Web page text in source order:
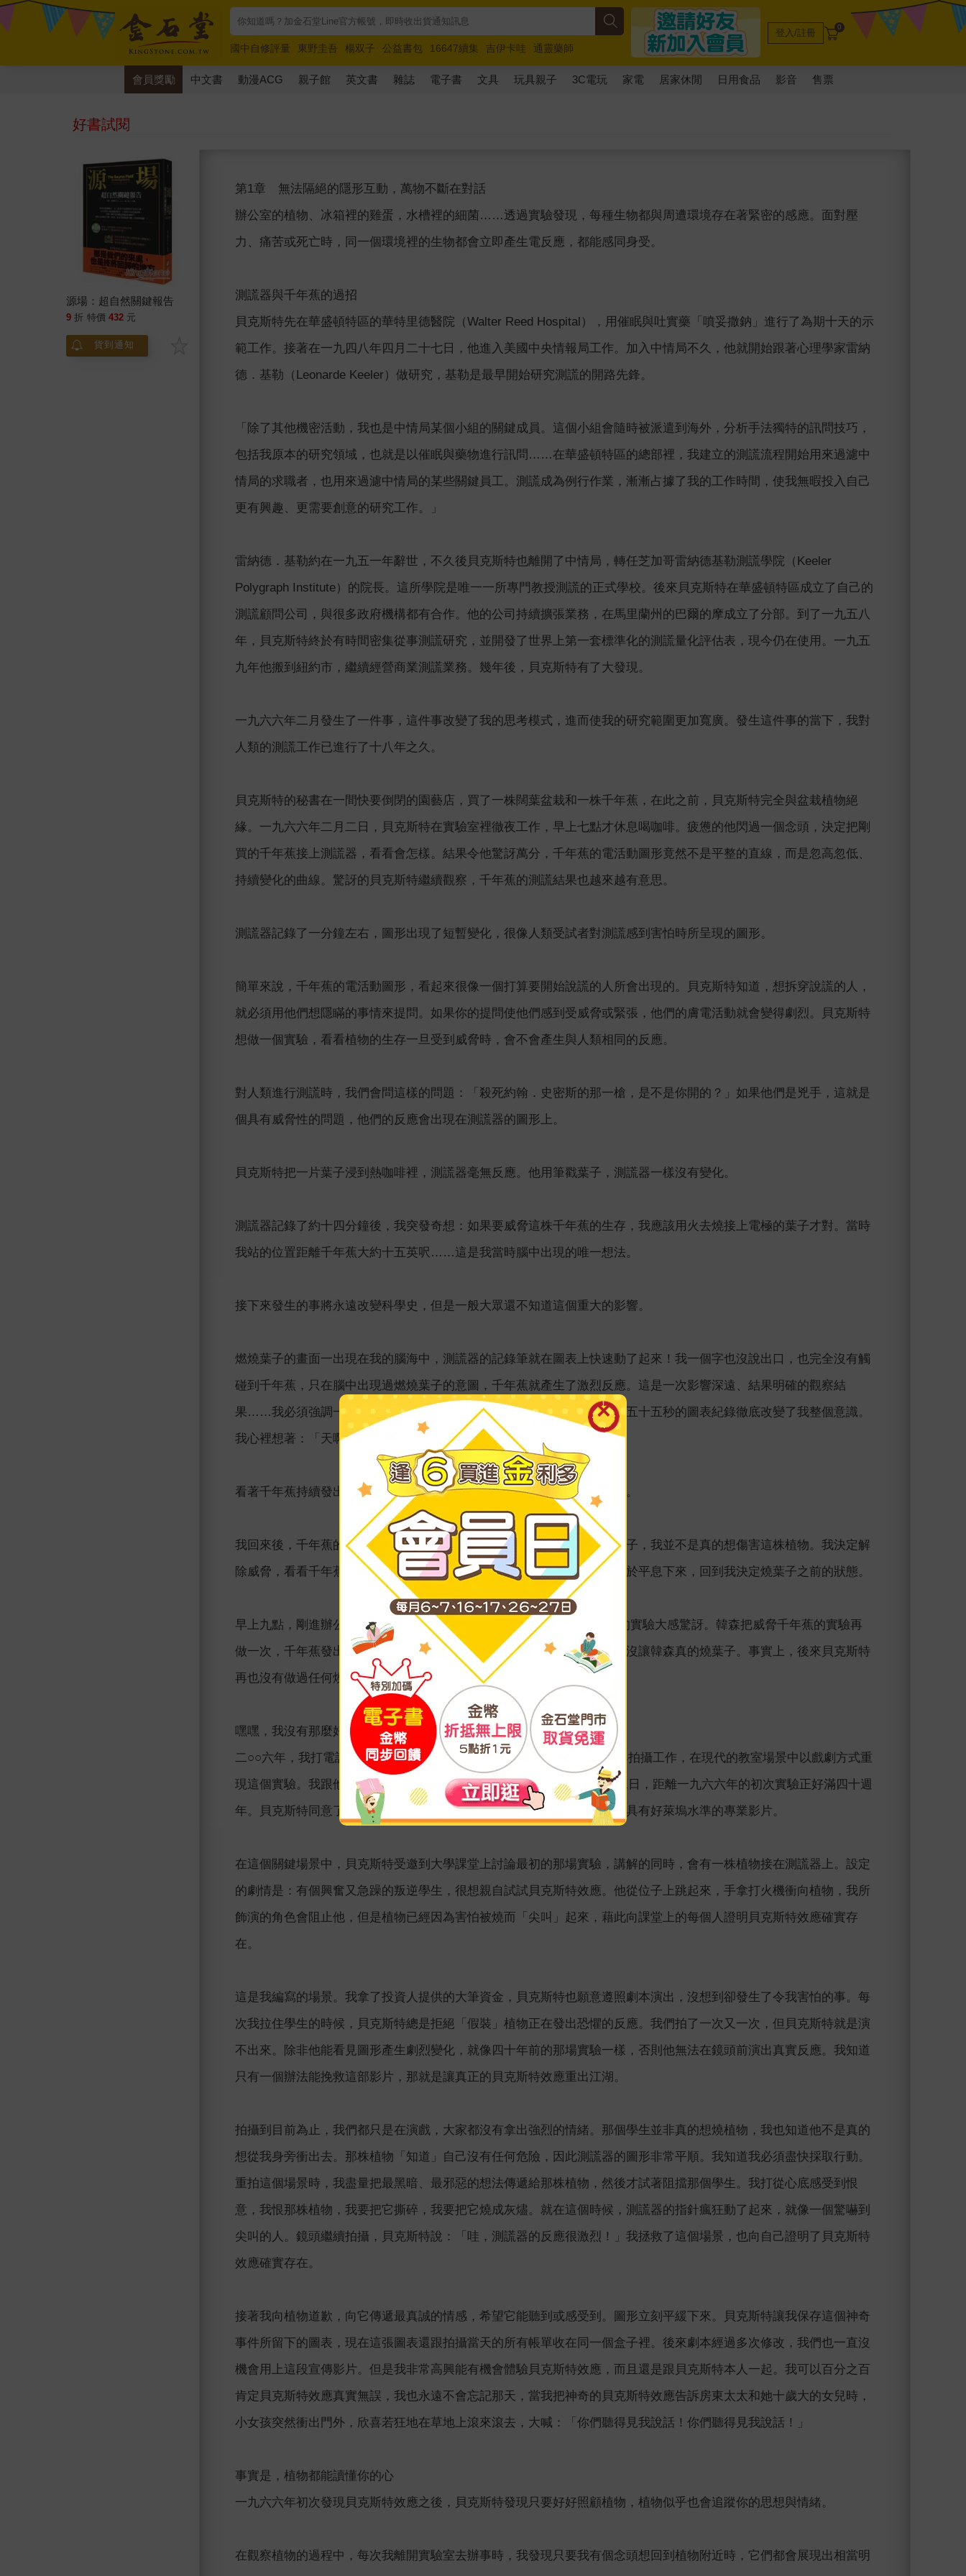
國中自修評量 東野圭吾 楊双子 公益書包 16647續集 吉伊卡哇
通靈藥師
唯紅花綻放
奧德賽 路邊攤新作 馬斯克 玩具總動員5 超慢跑
登入/註冊 0
會員獎勵 中文書 動漫ACG 親子館 英文書 雜誌 電子書 文具 玩具親子 3C電玩 家電 居家休閒 日用食品 影音 售票
好書試閱
源場：超自然關鍵報告
9 折 特價 432 元
貨到通知
第1章 無法隔絕的隱形互動，萬物不斷在對話
辦公室的植物、冰箱裡的雞蛋，水槽裡的細菌……透過實驗發現，每種生物都與周遭環境存在著緊密的感應。面對壓
力、痛苦或死亡時，同一個環境裡的生物都會立即產生電反應，都能感同身受。
測謊器與千年蕉的過招
貝克斯特先在華盛頓特區的華特里德醫院（Walter Reed Hospital），用催眠與吐實藥「噴妥撒鈉」進行了為期十天的示
範工作。接著在一九四八年四月二十七日，他進入美國中央情報局工作。加入中情局不久，他就開始跟著心理學家雷納
德．基勒（Leonarde Keeler）做研究，基勒是最早開始研究測謊的開路先鋒。
「除了其他機密活動，我也是中情局某個小組的關鍵成員。這個小組會隨時被派遣到海外，分析手法獨特的訊問技巧，
包括我原本的研究領域，也就是以催眠與藥物進行訊問……在華盛頓特區的總部裡，我建立的測謊流程開始用來過濾中
情局的求職者，也用來過濾中情局的某些關鍵員工。測謊成為例行作業，漸漸占據了我的工作時間，使我無暇投入自己
更有興趣、更需要創意的研究工作。」
雷納德．基勒約在一九五一年辭世，不久後貝克斯特也離開了中情局，轉任芝加哥雷納德基勒測謊學院（Keeler
Polygraph Institute）的院長。這所學院是唯一一所專門教授測謊的正式學校。後來貝克斯特在華盛頓特區成立了自己的
測謊顧問公司，與很多政府機構都有合作。他的公司持續擴張業務，在馬里蘭州的巴爾的摩成立了分部。到了一九五八
年，貝克斯特終於有時間密集從事測謊研究，並開發了世界上第一套標準化的測謊量化評估表，現今仍在使用。一九五
九年他搬到紐約市，繼續經營商業測謊業務。幾年後，貝克斯特有了大發現。
一九六六年二月發生了一件事，這件事改變了我的思考模式，進而使我的研究範圍更加寬廣。發生這件事的當下，我對
人類的測謊工作已進行了十八年之久。
貝克斯特的秘書在一間快要倒閉的園藝店，買了一株闊葉盆栽和一株千年蕉，在此之前，貝克斯特完全與盆栽植物絕
緣。一九六六年二月二日，貝克斯特在實驗室裡徹夜工作，早上七點才休息喝咖啡。疲憊的他閃過一個念頭，決定把剛
買的千年蕉接上測謊器，看看會怎樣。結果令他驚訝萬分，千年蕉的電活動圖形竟然不是平整的直線，而是忽高忽低、
持續變化的曲線。驚訝的貝克斯特繼續觀察，千年蕉的測謊結果也越來越有意思。
測謊器記錄了一分鐘左右，圖形出現了短暫變化，很像人類受試者對測謊感到害怕時所呈現的圖形。
簡單來說，千年蕉的電活動圖形，看起來很像一個打算要開始說謊的人所會出現的。貝克斯特知道，想拆穿說謊的人，
就必須用他們想隱瞞的事情來提問。如果你的提問使他們感到受威脅或緊張，他們的膚電活動就會變得劇烈。貝克斯特
想做一個實驗，看看植物的生存一旦受到威脅時，會不會產生與人類相同的反應。
對人類進行測謊時，我們會問這樣的問題：「殺死約翰．史密斯的那一槍，是不是你開的？」如果他們是兇手，這就是
個具有威脅性的問題，他們的反應會出現在測謊器的圖形上。
貝克斯特把一片葉子浸到熱咖啡裡，測謊器毫無反應。他用筆戳葉子，測謊器一樣沒有變化。
測謊器記錄了約十四分鐘後，我突發奇想：如果要威脅這株千年蕉的生存，我應該用火去燒接上電極的葉子才對。當時
我站的位置距離千年蕉大約十五英呎……這是我當時腦中出現的唯一想法。
接下來發生的事將永遠改變科學史，但是一般大眾還不知道這個重大的影響。
燃燒葉子的畫面一出現在我的腦海中，測謊器的記錄筆就在圖表上快速動了起來！我一個字也沒說出口，也完全沒有觸
碰到千年蕉，只在腦中出現過燃燒葉子的意圖，千年蕉就產生了激烈反應。這是一次影響深遠、結果明確的觀察結
果……我必須強調一九六六年二月二日的那場測謊實驗，進行到第十三分五十五秒的圖表紀錄徹底改變了我整個意識。
我心裡想著：「天啊，這株植物會讀我的心思。」
看著千年蕉持續發出激烈的驚慌反應，貝克斯特決定去秘書的書桌拿火柴。
我回來後，千年蕉的反應依然相當激烈……我點燃火柴，輕輕掃過一片葉子，我並不是真的想傷害這株植物。我決定解
除威脅，看看千年蕉會不會冷靜下來。我把火柴放回秘書桌上，記錄筆終於平息下來，回到我決定燒葉子之前的狀態。
早上九點，剛進辦公室的同事鮑勃．韓森（Bob Henson），對貝克斯特的實驗大感驚訝。韓森把威脅千年蕉的實驗再
做一次，千年蕉發出相同的反應。不過貝克斯特已對千年蕉產生同理心，沒讓韓森真的燒葉子。事實上，後來貝克斯特
再也沒有做過任何燒植物或威脅要燒植物的實驗了。
嘿嘿，我沒有那麼好騙
二○○六年，我打電話到聖地牙哥的貝克斯特研究室，詢問他是否願意參與拍攝工作，在現代的教室場景中以戲劇方式重
現這個實驗。我跟他通電話之前，還沒發現那天的日期是二○○六年二月二日，距離一九六六年的初次實驗正好滿四十週
年。貝克斯特同意了。幾個月後我們帶他到洛杉磯，拍了一部成本不少、具有好萊塢水準的專業影片。
在這個關鍵場景中，貝克斯特受邀到大學課堂上討論最初的那場實驗，講解的同時，會有一株植物接在測謊器上。設定
的劇情是：有個興奮又急躁的叛逆學生，很想親自試試貝克斯特效應。他從位子上跳起來，手拿打火機衝向植物，我所
飾演的角色會阻止他，但是植物已經因為害怕被燒而「尖叫」起來，藉此向課堂上的每個人證明貝克斯特效應確實存
在。
這是我編寫的場景。我拿了投資人提供的大筆資金，貝克斯特也願意遵照劇本演出，沒想到卻發生了令我害怕的事。每
次我拉住學生的時候，貝克斯特總是拒絕「假裝」植物正在發出恐懼的反應。我們拍了一次又一次，但貝克斯特就是演
不出來。除非他能看見圖形產生劇烈變化，就像四十年前的那場實驗一樣，否則他無法在鏡頭前演出真實反應。我知道
只有一個辦法能挽救這部影片，那就是讓真正的貝克斯特效應重出江湖。
拍攝到目前為止，我們都只是在演戲，大家都沒有拿出強烈的情緒。那個學生並非真的想燒植物，我也知道他不是真的
想從我身旁衝出去。那株植物「知道」自己沒有任何危險，因此測謊器的圖形非常平順。我知道我必須盡快採取行動。
重拍這個場景時，我盡量把最黑暗、最邪惡的想法傳遞給那株植物，然後才試著阻擋那個學生。我打從心底感受到恨
意，我恨那株植物，我要把它撕碎，我要把它燒成灰燼。就在這個時候，測謊器的指針瘋狂動了起來，就像一個驚嚇到
尖叫的人。鏡頭繼續拍攝，貝克斯特說：「哇，測謊器的反應很激烈！」我拯救了這個場景，也向自己證明了貝克斯特
效應確實存在。
接著我向植物道歉，向它傳遞最真誠的情感，希望它能聽到或感受到。圖形立刻平緩下來。貝克斯特讓我保存這個神奇
事件所留下的圖表，現在這張圖表還跟拍攝當天的所有帳單收在同一個盒子裡。後來劇本經過多次修改，我們也一直沒
機會用上這段宣傳影片。但是我非常高興能有機會體驗貝克斯特效應，而且還是跟貝克斯特本人一起。我可以百分之百
肯定貝克斯特效應真實無誤，我也永遠不會忘記那天，當我把神奇的貝克斯特效應告訴房東太太和她十歲大的女兒時，
小女孩突然衝出門外，欣喜若狂地在草地上滾來滾去，大喊：「你們聽得見我說話！你們聽得見我說話！」
事實是，植物都能讀懂你的心
一九六六年初次發現貝克斯特效應之後，貝克斯特發現只要好好照顧植物，植物似乎也會追蹤你的思想與情緒。
在觀察植物的過程中，每次我離開實驗室去辦事時，我發現只要我有個念頭想回到植物附近時，它們都會展現出相當明